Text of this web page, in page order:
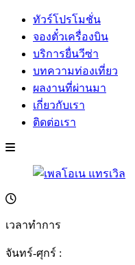
ทัวร์โปรโมชั่น
จองตั๋วเครื่องบิน
บริการยื่นวีซ่า
บทความท่องเที่ยว
ผลงานที่ผ่านมา
เกี่ยวกับเรา
ติดต่อเรา
เวลาทำการ
จันทร์-ศุกร์ :